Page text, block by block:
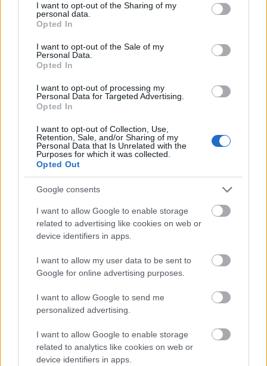
not limited to your visit or usage behaviour. You may click to
grant or deny consent to Google and its third-party tags to
use your data for below specified purposes in below Google
consent section.
I want to opt-out of the Sharing of my
personal data.
Opted In
I want to opt-out of the Sale of my
Personal Data.
Opted In
I want to opt-out of processing my
Personal Data for Targeted Advertising.
Opted In
I want to opt-out of Collection, Use,
Retention, Sale, and/or Sharing of my
Personal Data that Is Unrelated with the
Purposes for which it was collected.
Opted Out
Google consents
I want to allow Google to enable storage
related to advertising like cookies on web or
device identifiers in apps.
I want to allow my user data to be sent to
Google for online advertising purposes.
I want to allow Google to send me
personalized advertising.
I want to allow Google to enable storage
related to analytics like cookies on web or
device identifiers in apps.
tetőcserép
Tetőépítés -és felújítás? Legyen tudatos a
költségtervezésben!